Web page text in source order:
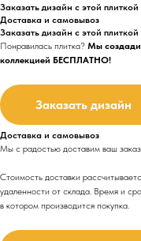
Заказать дизайн с этой плиткой
Доставка и самовывоз
Заказать дизайн с этой плиткой
Понравилась плитка? Мы
коллекцией БЕСПЛАТНО!
Заказать дизайн
Доставка и самовывоз
Мы с радостью доставим ваш
Стоимость доставки
удаленности от склада. Время и
в котором производится покупка.